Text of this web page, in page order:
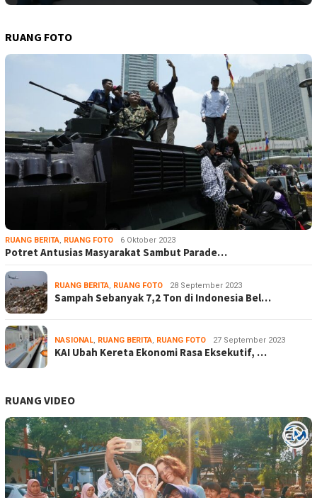
RUANG FOTO
RUANG BERITA RUANG FOTO 6 Oktober 2023
Potret Antusias Masyarakat Sambut Parade…
RUANG BERITA RUANG FOTO 28 September 2023
Sampah Sebanyak 7,2 Ton di Indonesia Bel…
NASIONAL RUANG BERITA RUANG FOTO 27 September 2023
KAI Ubah Kereta Ekonomi Rasa Eksekutif, …
RUANG VIDEO